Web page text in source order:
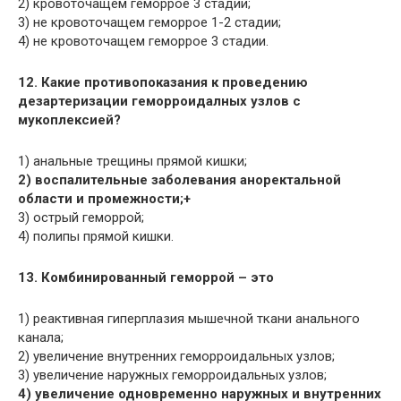
3) не кровоточащем геморрое 1-2 стадии;
4) не кровоточащем геморрое 3 стадии.
12. Какие противопоказания к проведению
дезартеризации геморроидалных узлов с
мукоплексией?
1) анальные трещины прямой кишки;
2) воспалительные заболевания аноректальной
области и промежности;+
3) острый геморрой;
4) полипы прямой кишки.
13. Комбинированный геморрой – это
1) реактивная гиперплазия мышечной ткани анального
канала;
2) увеличение внутренних геморроидальных узлов;
3) увеличение наружных геморроидальных узлов;
4) увеличение одновременно наружных и внутренних